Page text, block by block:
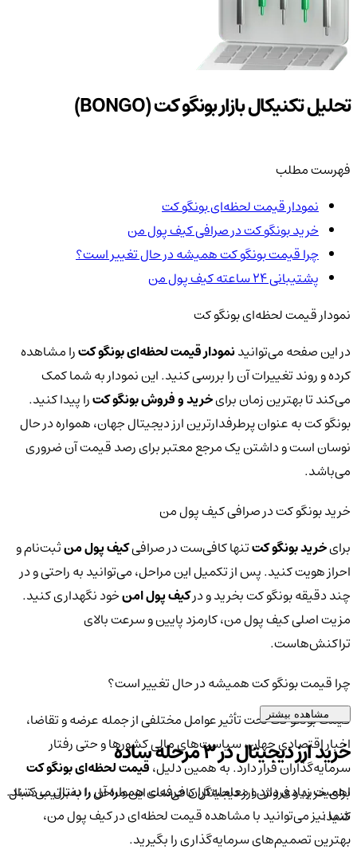
تحلیل تکنیکال بازار بونگو کت (BONGO)
فهرست مطلب
نمودار قیمت لحظه‌ای بونگو کت
خرید بونگو کت در صرافی کیف پول من
چرا قیمت بونگو کت همیشه در حال تغییر است؟
پشتیبانی ۲۴ ساعته کیف پول من
نمودار قیمت لحظه‌ای بونگو کت
در این صفحه می‌توانیدنمودار قیمت لحظه‌ای بونگو کترا مشاهده
کرده و روند تغییرات آن را بررسی کنید. این نمودار به شما کمک
می‌کند تا بهترین زمان برایخرید و فروش بونگو کترا پیدا کنید.
بونگو کت به عنوان پرطرفدارترین ارز دیجیتال جهان، همواره در حال
نوسان است و داشتن یک مرجع معتبر برای رصد قیمت آن ضروری
می‌باشد.
خرید بونگو کت در صرافی کیف پول من
برایخرید بونگو کتتنها کافی‌ست در صرافیکیف پول منثبت‌نام و
احراز هویت کنید. پس از تکمیل این مراحل، می‌توانید به راحتی و در
چند دقیقه بونگو کت بخرید و درکیف پول امنخود نگهداری کنید.
مزیت اصلی کیف پول من، کارمزد پایین و سرعت بالای
تراکنش‌هاست.
چرا قیمت بونگو کت همیشه در حال تغییر است؟
قیمت بونگو کت تحت تأثیر عوامل مختلفی از جمله عرضه و تقاضا،
اخبار اقتصادی جهان، سیاست‌های مالی کشورها و حتی رفتار
سرمایه‌گذاران قرار دارد. به همین دلیل،قیمت لحظه‌ای بونگو کت
اهمیت زیادی دارد و معامله‌گران حرفه‌ای همواره آن را دنبال می‌کنند.
شما نیز می‌توانید با مشاهده قیمت لحظه‌ای در کیف پول من،
بهترین تصمیم‌های سرمایه‌گذاری را بگیرید.
مشاهده بیشتر
خرید ارز دیجیتال در 3 مرحله ساده
برای خرید و فروش ارز دیجیتال کافی‌ست این مراحل را به‌ترتیب دنبال
کنید: